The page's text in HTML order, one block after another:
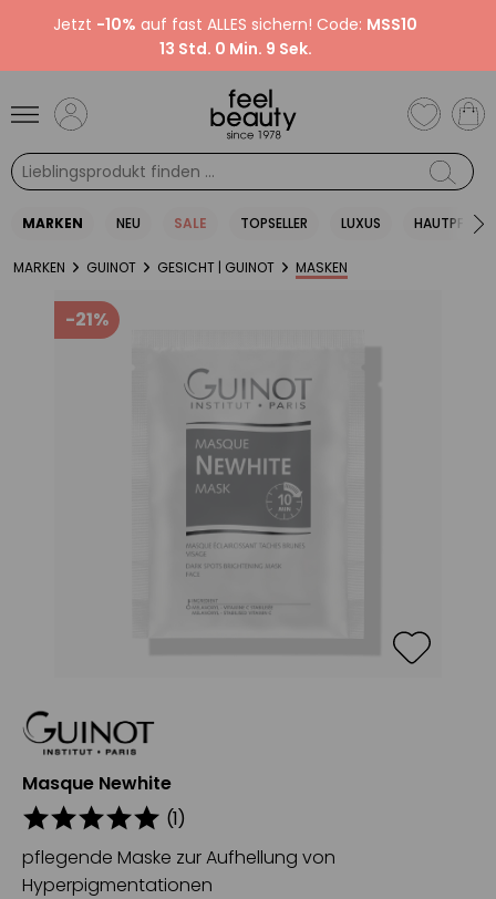
Jetzt -10% auf fast ALLES sichern! Code: MSS10
13 Std. 0 Min. 8 Sek.
MARKEN NEU SALE TOPSELLER LUXUS HAUTPFLEGE
MARKEN GUINOT GESICHT | GUINOT MASKEN
-21%
Masque Newhite
(1)
pflegende Maske zur Aufhellung von
Hyperpigmentationen